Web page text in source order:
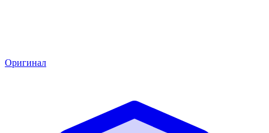
Оригинал